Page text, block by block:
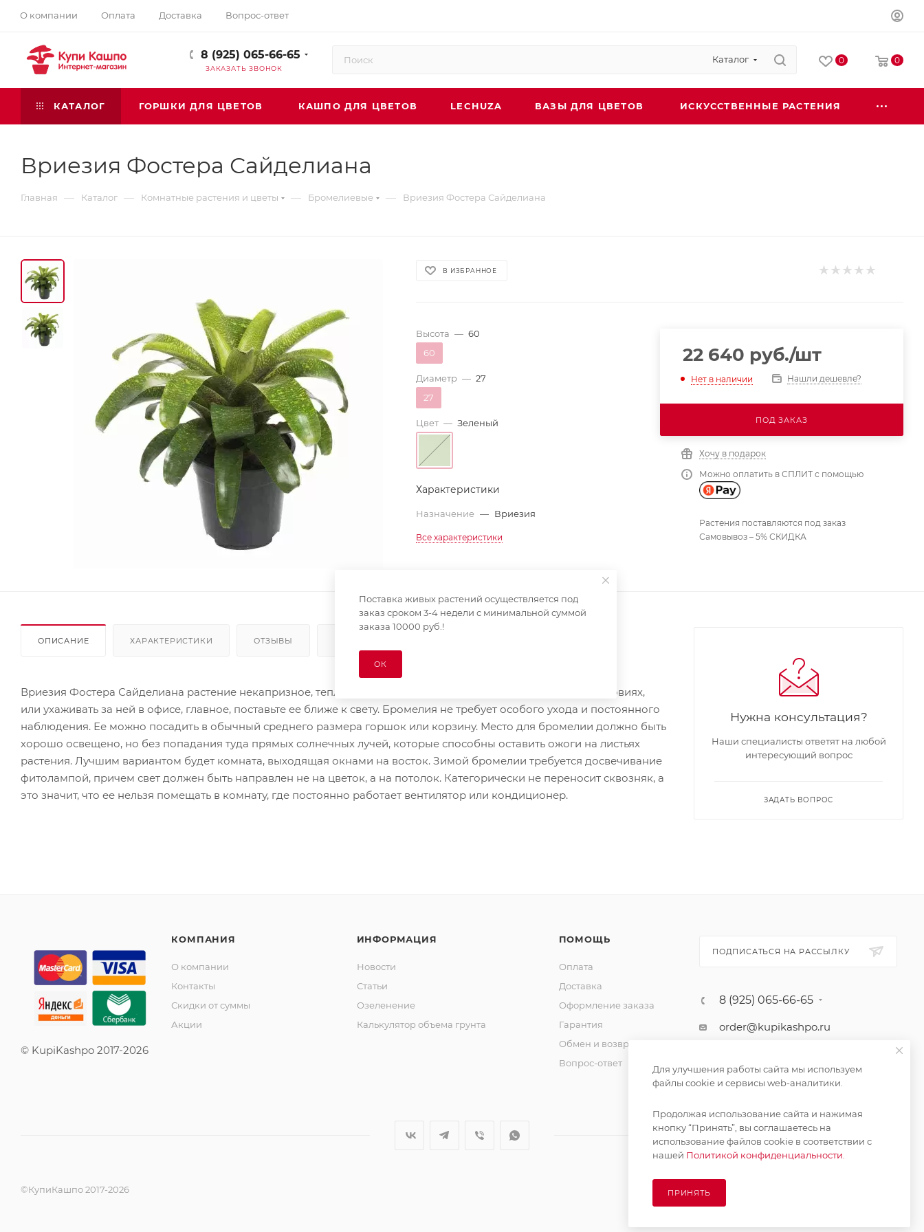
О компании Оплата Доставка Вопрос-ответ
8 (925) 065-66-65
ЗАКАЗАТЬ ЗВОНОК
Каталог 0 0
КАТАЛОГ ГОРШКИ ДЛЯ ЦВЕТОВ КАШПО ДЛЯ ЦВЕТОВ LECHUZA ВАЗЫ ДЛЯ ЦВЕТОВ ИСКУССТВЕННЫЕ РАСТЕНИЯ
Вриезия Фостера Сайделиана
Главная — Каталог — Комнатные растения и цветы — Бромелиевые — Вриезия Фостера Сайделиана
В ИЗБРАННОЕ
Высота — 60
60
Диаметр — 27
27
Цвет — Зеленый
Характеристики
Назначение — Вриезия
Все характеристики
22 640 руб./шт
Нет в наличии Нашли дешевле?
ПОД ЗАКАЗ
Хочу в подарок
Можно оплатить в СПЛИТ с помощью
Растения поставляются под заказ
Самовывоз – 5% СКИДКА
ОПИСАНИЕ ХАРАКТЕРИСТИКИ ОТЗЫВЫ
Вриезия Фостера Сайделиана растение некапризное, теплолюбивое. Можно выращивать ее в домашних условиях,
или ухаживать за ней в офисе, главное, поставьте ее ближе к свету. Бромелия не требует особого ухода и постоянного
наблюдения. Ее можно посадить в обычный среднего размера горшок или корзину. Место для бромелии должно быть
хорошо освещено, но без попадания туда прямых солнечных лучей, которые способны оставить ожоги на листьях
растения. Лучшим вариантом будет комната, выходящая окнами на восток. Зимой бромелии требуется досвечивание
фитолампой, причем свет должен быть направлен не на цветок, а на потолок. Категорически не переносит сквозняк, а
это значит, что ее нельзя помещать в комнату, где постоянно работает вентилятор или кондиционер.
Нужна консультация?
Наши специалисты ответят на любой
интересующий вопрос
ЗАДАТЬ ВОПРОС
© KupiKashpo 2017-2026
КОМПАНИЯ
О компании
Контакты
Скидки от суммы
Акции
ИНФОРМАЦИЯ
Новости
Статьи
Озеленение
Калькулятор объема грунта
ПОМОЩЬ
Оплата
Доставка
Оформление заказа
Гарантия
Обмен и возврат
Вопрос-ответ
ПОДПИСАТЬСЯ НА РАССЫЛКУ
8 (925) 065-66-65
order@kupikashpo.ru
©КупиКашпо 2017-2026
Поставка живых растений осуществляется под
заказ сроком 3-4 недели с минимальной суммой
заказа 10000 руб.!
ОК
Для улучшения работы сайта мы используем
файлы cookie и сервисы web-аналитики.
Продолжая использование сайта и нажимая
кнопку “Принять”, вы соглашаетесь на
использование файлов cookie в соответствии с
нашей Политикой конфиденциальности.
ПРИНЯТЬ